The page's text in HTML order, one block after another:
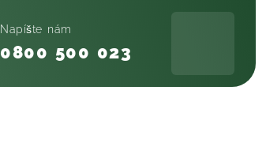
Napíšte nám
0800 500 023